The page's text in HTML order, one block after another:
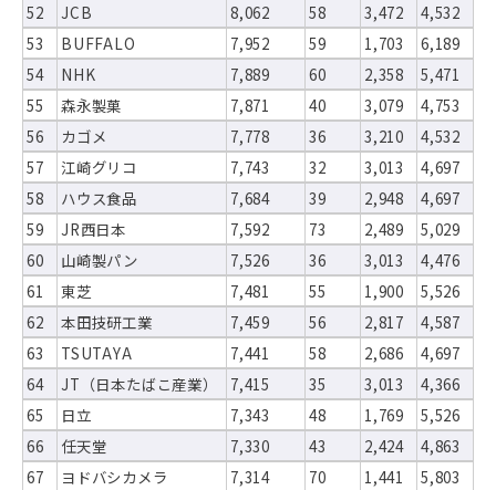
52
JCB 8,062 58 3,472
4,532
53
BUFFALO 7,952 59 1,703
6,189
54
NHK 7,889 60 2,358
5,471
55
森永製菓 7,871 40 3,079
4,753
56
カゴメ 7,778 36 3,210
4,532
57
江崎グリコ 7,743 32 3,013
4,697
58
ハウス食品 7,684 39 2,948
4,697
59
JR西日本 7,592 73 2,489
5,029
60
山崎製パン 7,526 36 3,013
4,476
61
東芝 7,481 55 1,900
5,526
62
本田技研工業 7,459 56 2,817
4,587
63
TSUTAYA 7,441 58 2,686
4,697
64
JT（日本たばこ産業） 7,415 35 3,013
4,366
65
日立 7,343 48 1,769
5,526
66
任天堂 7,330 43 2,424
4,863
67
ヨドバシカメラ 7,314 70 1,441 5,803